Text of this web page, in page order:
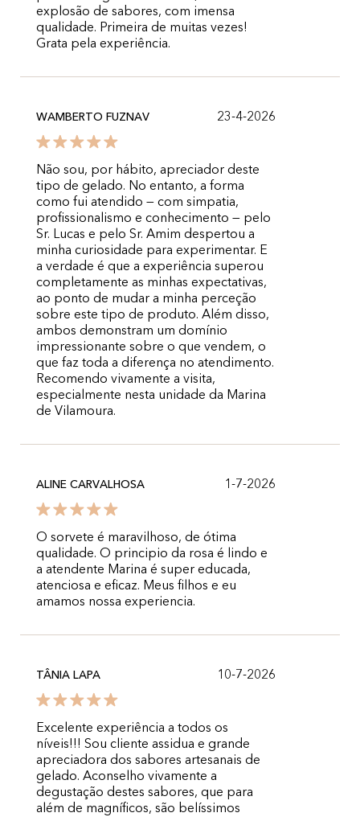
explosão de sabores, com imensa
qualidade. Primeira de muitas vezes!
Grata pela experiência.
WAMBERTO FUZNAV 23-4-2026
Não sou, por hábito, apreciador deste
tipo de gelado. No entanto, a forma
como fui atendido — com simpatia,
profissionalismo e conhecimento — pelo
Sr. Lucas e pelo Sr. Amim despertou a
minha curiosidade para experimentar. E
a verdade é que a experiência superou
completamente as minhas expectativas,
ao ponto de mudar a minha perceção
sobre este tipo de produto. Além disso,
ambos demonstram um domínio
impressionante sobre o que vendem, o
que faz toda a diferença no atendimento.
Recomendo vivamente a visita,
especialmente nesta unidade da Marina
de Vilamoura.
ALINE CARVALHOSA 1-7-2026
O sorvete é maravilhoso, de ótima
qualidade. O principio da rosa é lindo e
a atendente Marina é super educada,
atenciosa e eficaz. Meus filhos e eu
amamos nossa experiencia.
TÂNIA LAPA 10-7-2026
Excelente experiência a todos os
níveis!!! Sou cliente assidua e grande
apreciadora dos sabores artesanais de
gelado. Aconselho vivamente a
degustação destes sabores, que para
além de magníficos, são belíssimos